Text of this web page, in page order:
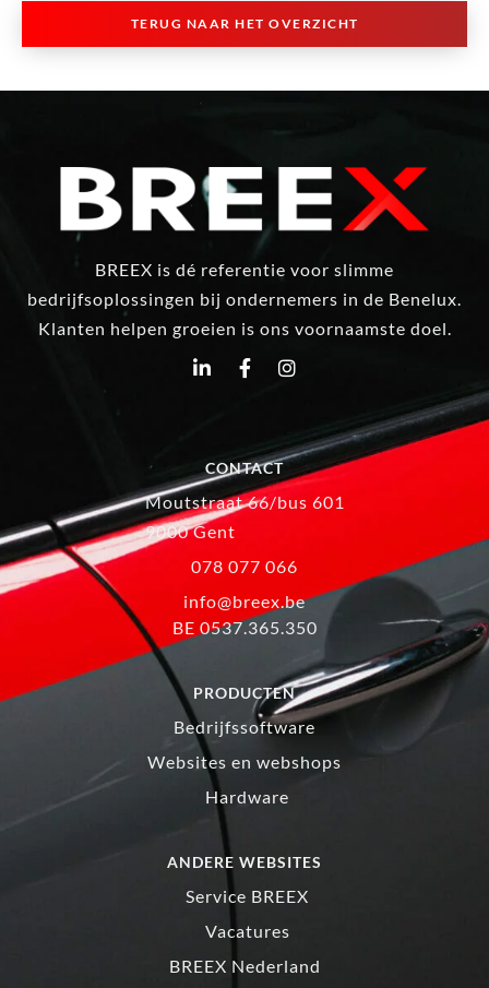
TERUG NAAR HET OVERZICHT
BREEX is dé referentie voor slimme
bedrijfsoplossingen bij ondernemers in de Benelux.
Klanten helpen groeien is ons voornaamste doel.
CONTACT
Moutstraat 66/bus 601
9000 Gent
078 077 066
info@breex.be
BE 0537.365.350
PRODUCTEN
Bedrijfssoftware
Websites en webshops
Hardware
ANDERE WEBSITES
Service BREEX
Vacatures
BREEX Nederland